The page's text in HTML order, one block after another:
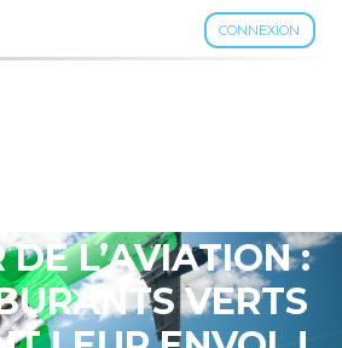
CONNEXION
DE L’AVIATION :
VERTS